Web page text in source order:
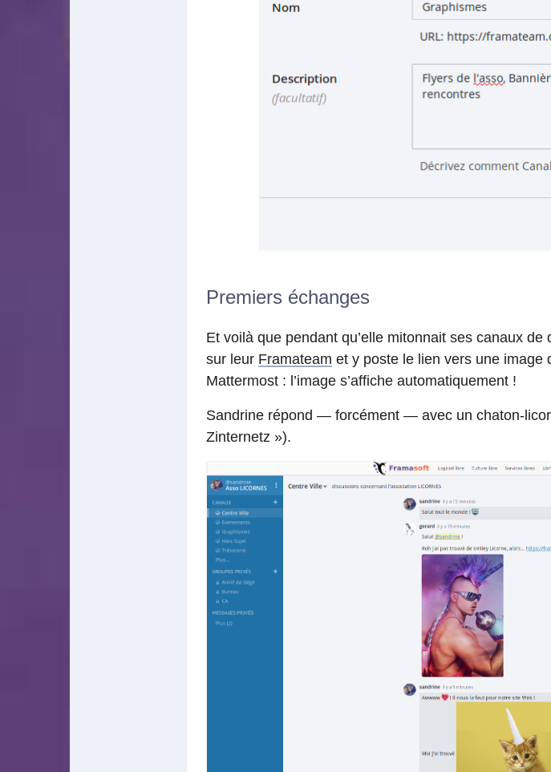
Premiers échanges
Et voilà que pendant qu’elle mitonnait ses canaux
sur leur Framateam et y poste le lien vers une
Mattermost : l’image s’affiche automatiquement !
Sandrine répond — forcément — avec un chaton-
Zinternetz »).